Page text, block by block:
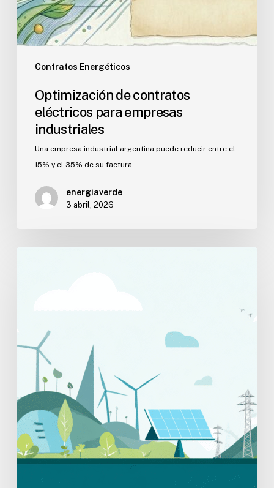
Contratos Energéticos
Optimización de contratos
eléctricos para empresas
industriales
Una empresa industrial argentina puede reducir entre el
15% y el 35% de su factura…
energiaverde
3 abril, 2026